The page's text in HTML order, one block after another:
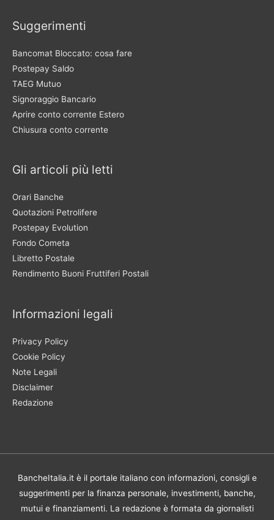
Suggerimenti
Bancomat Bloccato: cosa fare
Postepay Saldo
TAEG Mutuo
Signoraggio Bancario
Aprire conto corrente Estero
Chiusura conto corrente
Gli articoli più letti
Orari Banche
Quotazioni Petrolifere
Postepay Evolution
Fondo Cometa
Libretto Postale
Rendimento Buoni Fruttiferi Postali
Informazioni legali
Privacy Policy
Cookie Policy
Note Legali
Disclaimer
Redazione
BancheItalia.it è il portale italiano con informazioni, consigli e
suggerimenti per la finanza personale, investimenti, banche,
mutui e finanziamenti. La redazione è formata da giornalisti